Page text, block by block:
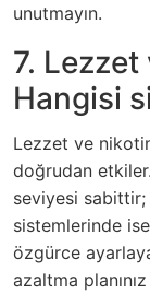
unutmayın.
7.
Hangisi
Lezzet ve
doğrudan
seviyesi
sistemlerinde
özgürce
azaltma